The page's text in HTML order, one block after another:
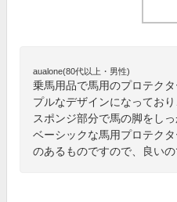
aualone(80代以上・男性)
乗馬用品で馬用のプロテク
プルなデザインになってお
スポンジ部分で馬の脚をし
ベーシックな馬用プロテク
のあるものですので、良いの